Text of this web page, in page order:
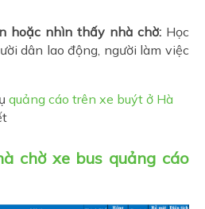
hoặc nhìn thấy nhà chờ: Học
dân lao động, người làm việc
quảng cáo trên xe buýt ở Hà
chờ xe bus quảng cáo